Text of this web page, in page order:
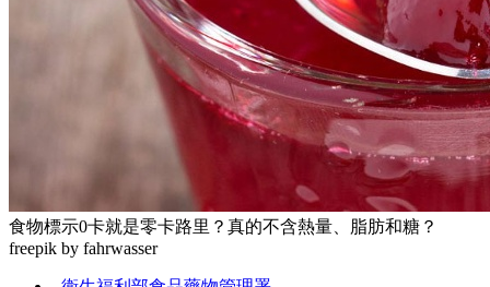
食物標示0卡就是零卡路里？真的不含熱量、脂肪和糖？
freepik by fahrwasser